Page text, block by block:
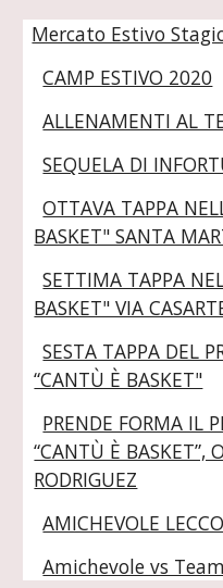
Mercato Estivo
CAMP ESTIVO 2020
ALLENAMENTI AL
SEQUELA DI
OTTAVA TAPPA
BASKET" SANTA
SETTIMA TAPPA
BASKET" VIA
SESTA TAPPA DEL
“CANTÙ È BASKET"
PRENDE FORMA IL
“CANTÙ È BASKET”,
RODRIGUEZ
AMICHEVOLE
Amichevole vs